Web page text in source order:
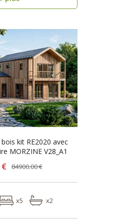
kit RE2020 avec
permis de construire MORZINE V28_A1
€ 84900.00 €
x5 x2